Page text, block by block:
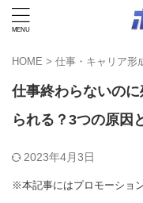
HOME > 仕事・キャリア形
仕事終わらないの
られる？3つの原因
2023年4月3日
※本記事にはプロモーショ